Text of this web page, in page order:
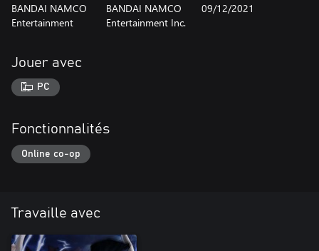
BANDAI NAMCO
Entertainment
BANDAI NAMCO
Entertainment Inc.
09/12/2021
Jouer avec
PC
Fonctionnalités
Online co-op
Travaille avec